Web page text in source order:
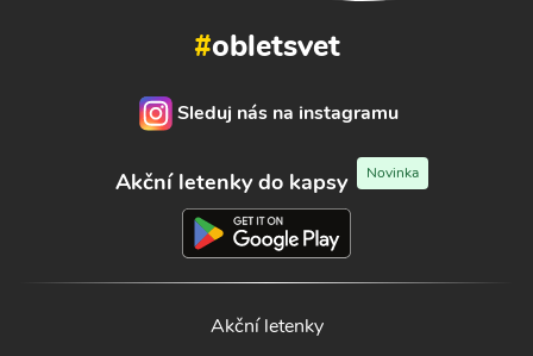
#obletsvet
Sleduj nás na instagramu
Akční letenky do kapsy Novinka
Akční letenky